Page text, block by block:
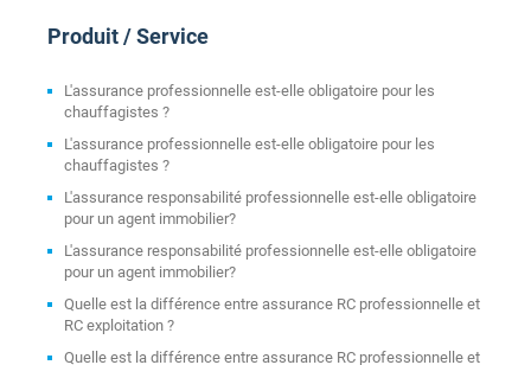
Produit / Service
L'assurance professionnelle est-elle obligatoire pour les
chauffagistes ?
L'assurance professionnelle est-elle obligatoire pour les
chauffagistes ?
L'assurance responsabilité professionnelle est-elle obligatoire
pour un agent immobilier?
L'assurance responsabilité professionnelle est-elle obligatoire
pour un agent immobilier?
Quelle est la différence entre assurance RC professionnelle et
RC exploitation ?
Quelle est la différence entre assurance RC professionnelle et